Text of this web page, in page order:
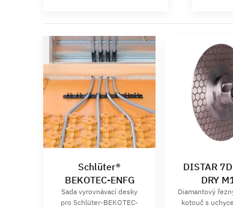
Schlüter®
BEKOTEC-ENFG
Sada vyrovnávací desky
pro Schlüter-BEKOTEC-
DISTAR
DRY
Diamantový
kotouč s